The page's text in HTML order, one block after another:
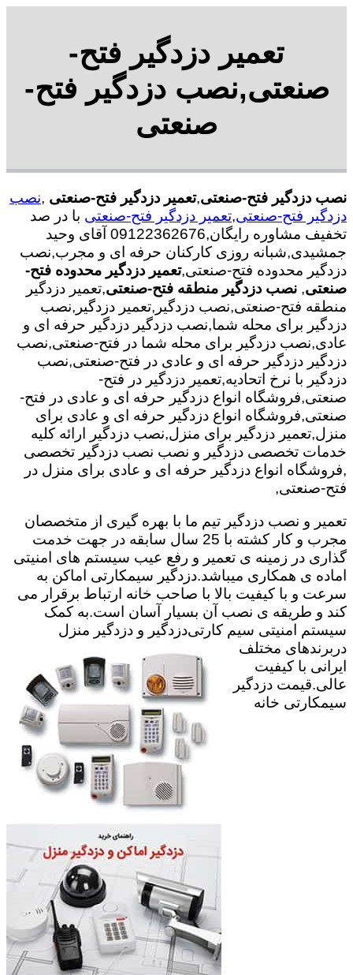
تعمیر دزدگیر فتح-
صنعتی,نصب دزدگیر فتح-
صنعتی
نصب دزدگیر فتح-صنعتی,تعمیر دزدگیر فتح-صنعتی ,نصب
دزدگیر فتح-صنعتی,تعمیر دزدگیر فتح-صنعتی با در صد
تخفیف مشاوره رایگان,09122362676 آقای وحید
جمشیدی,شبانه روزی کارکنان حرفه ای و مجرب,نصب
دزدگیر محدوده فتح-صنعتی,تعمیر دزدگیر محدوده فتح-
صنعتی, نصب دزدگیر منطقه فتح-صنعتی,تعمیر دزدگیر
منطقه فتح-صنعتی,نصب دزدگیر,تعمیر دزدگیر,نصب
دزدگیر برای محله شما,نصب دزدگیر دزدگیر حرفه ای و
عادی,نصب دزدگیر برای محله شما در فتح-صنعتی,نصب
دزدگیر دزدگیر حرفه ای و عادی در فتح-صنعتی,نصب
دزدگیر با نرخ اتحادیه,تعمیر دزدگیر در فتح-
صنعتی,فروشگاه انواع دزدگیر حرفه ای و عادی در فتح-
صنعتی,فروشگاه انواع دزدگیر حرفه ای و عادی برای
منزل,تعمیر دزدگیر برای منزل,نصب دزدگیر ارائه کلیه
خدمات تخصصی دزدگیر و نصب نصب دزدگیر تخصصی
,فروشگاه انواع دزدگیر حرفه ای و عادی برای منزل در
فتح-صنعتی,
تعمیر و نصب دزدگیر تیم ما با بهره گیری از متخصصان
مجرب و کار کشته با 25 سال سابقه در جهت خدمت
گذاری در زمینه ی تعمیر و رفع عیب سیستم های امنیتی
اماده ی همکاری میباشد.دزدگیر سیمکارتی اماکن به
سرعت و با کیفیت بالا با صاحب خانه ارتباط برقرار می
کند و طریقه ی نصب آن بسیار آسان است.به کمک
سیستم امنیتی سیم کارتیدزدگیر و دزدگیر منزل
دربرندهای مختلف
ایرانی با کیفیت
عالی.قیمت دزدگیر
سیمکارتی خانه